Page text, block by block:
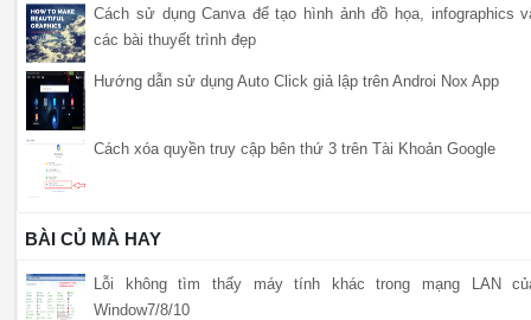
Cách sử dụng Canva để tạo hình ảnh đồ họa, infographics
các bài thuyết trình đẹp
Hướng dẫn sử dụng Auto Click giả lập trên Androi Nox App
Cách xóa quyền truy cập bên thứ 3 trên Tài Khoản Google
BÀI CỦ MÀ HAY
Lỗi không tìm thấy máy tính khác trong mạng LAN
Window7/8/10